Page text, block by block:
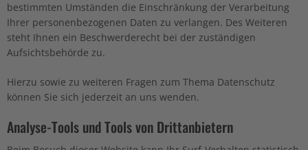
bestimmten Umständen die Einschränkung der Verarbeitung
Ihrer personenbezogenen Daten zu verlangen. Des Weiteren
steht Ihnen ein Beschwerderecht bei der zuständigen
Aufsichtsbehörde zu.
Hierzu sowie zu weiteren Fragen zum Thema Datenschutz
können Sie sich jederzeit an uns wenden.
Analyse-Tools und Tools von Dritt­anbietern